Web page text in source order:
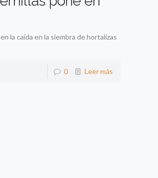
la caída en la siembra de hortalizas
0 Leer más